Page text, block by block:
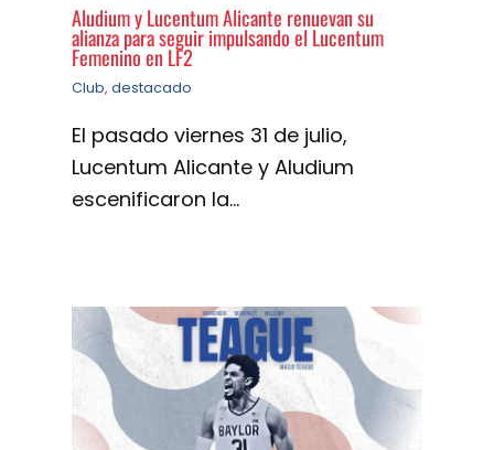
Aludium y Lucentum Alicante renuevan su
alianza para seguir impulsando el Lucentum
Femenino en LF2
Club, destacado
El pasado viernes 31 de julio,
Lucentum Alicante y Aludium
escenificaron la…